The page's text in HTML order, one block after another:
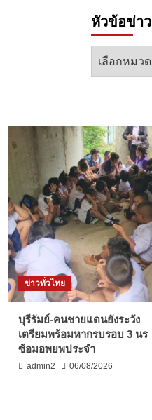
หัวข้อข่าว
หัวข้อ
ข่าวทั่วไทย
บุรีรัมย์-คนชายแดนยังระวัง
เตรียมพร้อมหากรบรอบ 3 นร
ซ้อมอพยพประจำ
admin2 06/08/2026